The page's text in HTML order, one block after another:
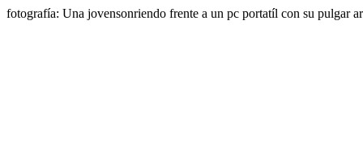
fotografía: Una jovensonriendo frente a un pc portatíl con su pulgar